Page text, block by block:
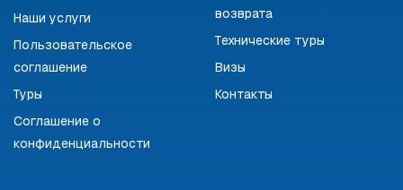
Наши услуги
Пользовательское
соглашение
Туры
Соглашение о
конфиденциальности
возврата
Технические туры
Визы
Контакты